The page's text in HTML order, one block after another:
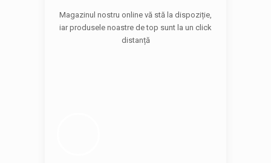
Magazinul nostru online vă stă la dispoziție,
iar produsele noastre de top sunt la un click
distanță